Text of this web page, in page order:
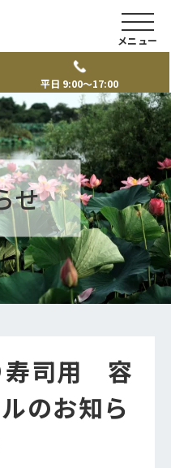
平日 9:00～17:00
メニュー
せ
寿司用 容
のお知ら